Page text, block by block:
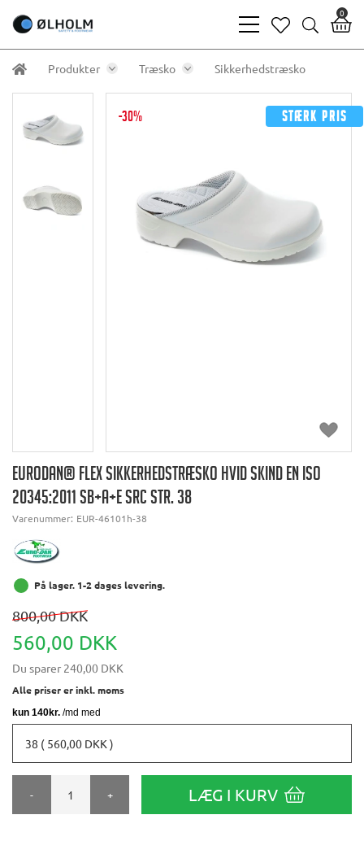
bars
light
heart
search
0
Produkter Træsko Sikkerhedstræsko
-30% Stærk pris
EURODAN® FLEX SIKKERHEDSTRÆSKO HVID SKIND EN ISO
20345:2011 SB+A+E SRC STR. 38
Varenummer: EUR-46101h-38
På lager. 1-2 dages levering.
800,00 DKK
560,00 DKK
Du sparer 240,00 DKK
Alle priser er inkl. moms
38 ( 560,00 DKK )
- + LÆG I KURV